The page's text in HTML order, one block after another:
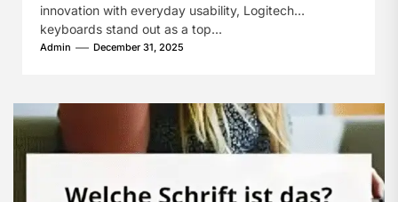
innovation with everyday usability, Logitech
keyboards stand out as a top...
Admin December 31, 2025